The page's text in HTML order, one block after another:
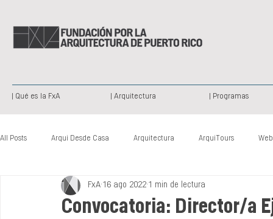
| Qué es la FxA | Arquitectura | Programas
All Posts Arqui Desde Casa Arquitectura ArquiTours
Arquitectura Paisajista Publicación Patrimonio Histórico
Convocatoria: Director/a
FxA 16 ago 2022 1 min de lectura